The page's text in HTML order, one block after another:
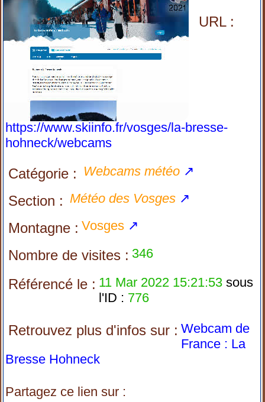
URL :
https://www.skiinfo.fr/vosges/la-bresse-
hohneck/webcams
Catégorie : Webcams météo ↗
Section : Météo des Vosges ↗
Montagne : Vosges ↗
Nombre de visites : 346
Référencé le : 11 Mar 2022 15:21:53 sous
l'ID : 776
Retrouvez plus d'infos sur : Webcam de
France : La
Bresse Hohneck
Partagez ce lien sur :